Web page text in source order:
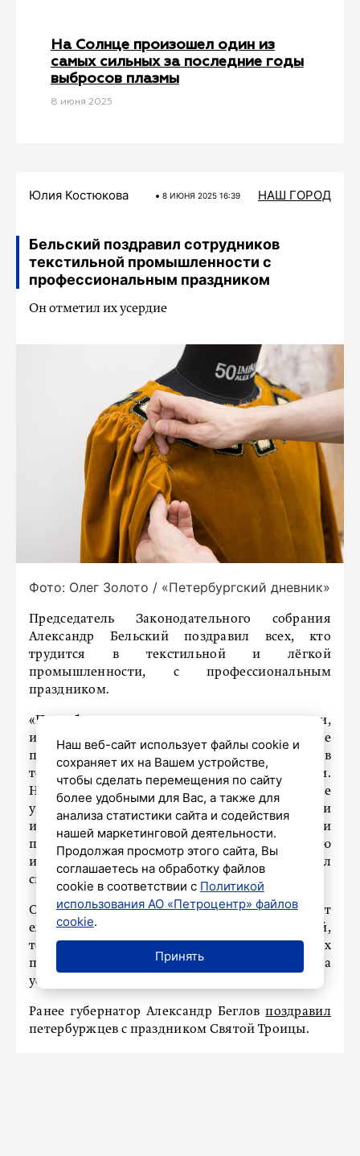
На Солнце произошел один из
самых сильных за последние годы
выбросов плазмы
8 июня 2025
Юлия Костюкова 8 ИЮНЯ 2025 16:39 НАШ ГОРОД
Бельский поздравил сотрудников
текстильной промышленности с
профессиональным праздником
Он отметил их усердие
Фото: Олег Золото / «Петербургский дневник»
Председатель Законодательного собрания
Александр Бельский поздравил всех, кто
трудится в текстильной и лёгкой
промышленности, с профессиональным
праздником.
«Петербург с его ремесленными традициями,
инженерной школой и вниманием к эстетике
по праву считается одним из центров
текстильного и швейного производства России.
На берегах Невы работают предприятия, где
умеют совмещать качество и стиль, опыт и
инновации. Выпускают высококлассную и
привлекательную продукцию – востребованную
и у нас, и за пределами страны», – написал
спикер ЗакСа в своем телеграм-канале.
Он отметил, что за этими успехами стоит
ежедневный труд закройщиков, швей,
технологов, механиков и многих
профессионалов. Бельский поблагодарил их за
усердие.
Ранее губернатор Александр Бегловпоздравил
петербуржцев с праздником Святой Троицы.
Наш веб-сайт использует файлы cookie и
сохраняет их на Вашем устройстве,
чтобы сделать перемещения по сайту
более удобными для Вас, а также для
анализа статистики сайта и содействия
нашей маркетинговой деятельности.
Продолжая просмотр этого сайта, Вы
соглашаетесь на обработку файлов
cookie в соответствии с Политикой
использования АО «Петроцентр» файлов
cookie.
Принять